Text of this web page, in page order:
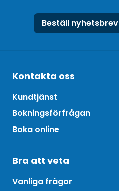
Beställ nyhetsbrev
Kontakta oss
Kundtjänst
Bokningsförfrågan
Boka online
Bra att veta
Vanliga frågor